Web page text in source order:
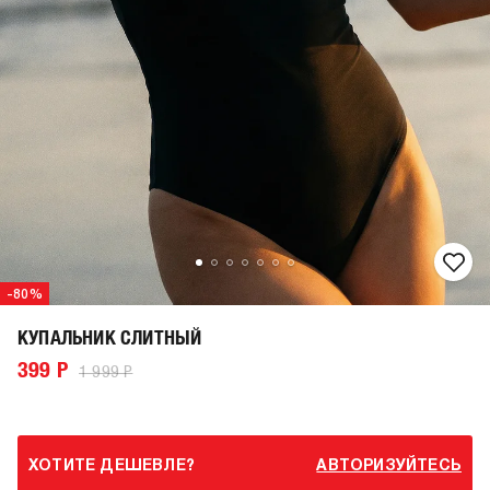
-80%
КУПАЛЬНИК СЛИТНЫЙ
399 Р 1 999 Р
ХОТИТЕ ДЕШЕВЛЕ? АВТОРИЗУЙТЕСЬ